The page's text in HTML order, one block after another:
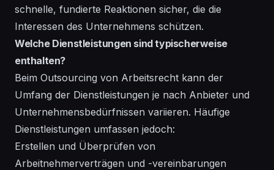
schnelle, fundierte Reaktionen sicher, die die
Interessen des Unternehmens schützen.
Welche Dienstleistungen sind typischerweise
enthalten?
Beim Outsourcing von Arbeitsrecht kann der
Umfang der Dienstleistungen je nach Anbieter und
Unternehmensbedürfnissen variieren. Häufige
Dienstleistungen umfassen jedoch:
Erstellen und Überprüfen von
Arbeitnehmerverträgen und -vereinbarungen